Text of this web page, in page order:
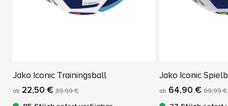
Jako Iconic Trainingsball
ab 22,50 € 39,99 €
Jako Iconic
ab 64,90 € 99,99 €